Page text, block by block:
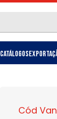
Catálogos
Cód